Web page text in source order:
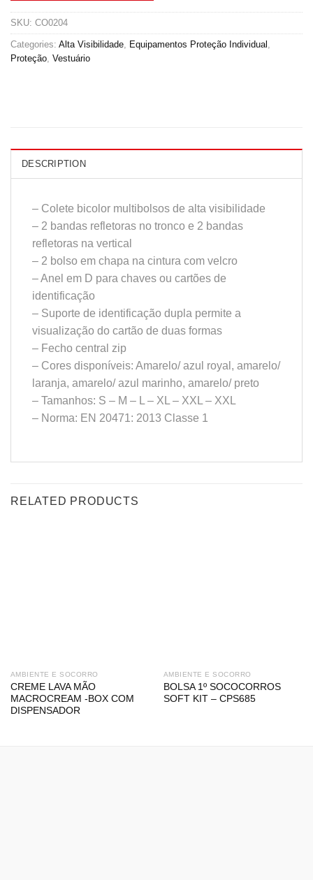
SKU: CO0204
Categories: Alta Visibilidade Equipamentos Proteção Individual
Proteção Vestuário
DESCRIPTION
– Colete bicolor multibolsos de alta visibilidade
– 2 bandas refletoras no tronco e 2 bandas
refletoras na vertical
– 2 bolso em chapa na cintura com velcro
– Anel em D para chaves ou cartões de
identificação
– Suporte de identificação dupla permite a
visualização do cartão de duas formas
– Fecho central zip
– Cores disponíveis: Amarelo/ azul royal, amarelo/
laranja, amarelo/ azul marinho, amarelo/ preto
– Tamanhos: S – M – L – XL – XXL – XXL
– Norma: EN 20471: 2013 Classe 1
RELATED PRODUCTS
AMBIENTE E SOCORRO
CREME LAVA MÃO
MACROCREAM -BOX COM
DISPENSADOR
AMBIENTE E SOCORRO
BOLSA 1º SOCOCORROS
SOFT KIT – CPS685